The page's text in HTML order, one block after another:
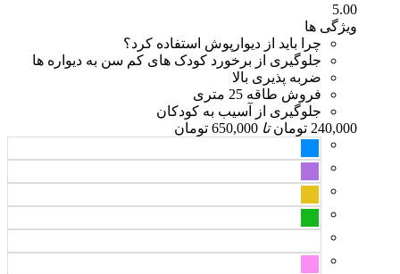
5.00
ویژگی ها
چرا باید از دیوارپوش استفاده کرد؟
جلوگیری از برخورد کودک های کم سن به دیواره ها
ضربه پذیری بالا
فروش طاقه 25 متری
جلوگیری از آسیب به کودکان
240,000 تومان تا 650,000 تومان